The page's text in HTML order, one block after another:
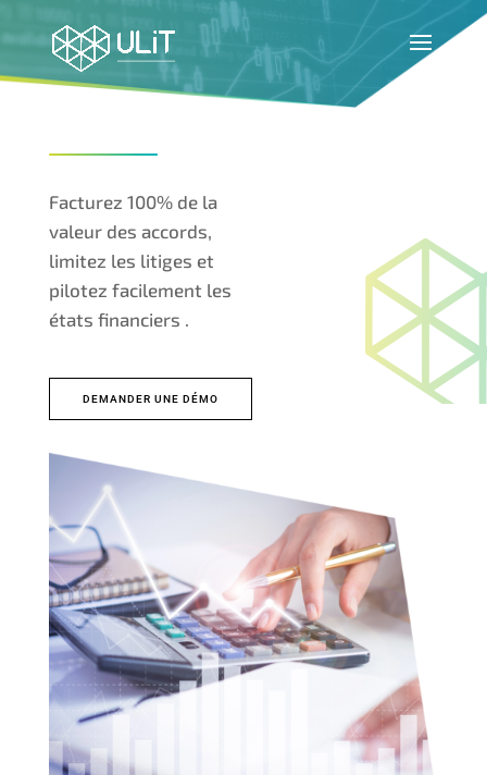
Facturez 100% de la
valeur des accords,
limitez les litiges et
pilotez facilement les
états financiers .
DEMANDER UNE DÉMO